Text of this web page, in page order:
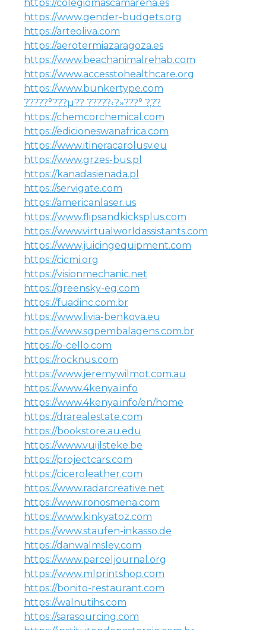
https://colegiomascamarena.es
https://www.gender-budgets.org
https://arteoliva.com
https://aerotermiazaragoza.es
https://www.beachanimalrehab.com
https://www.accesstohealthcare.org
https://www.bunkertype.com
?????°???µ?? ?????‹?»???° ?‚??
https://chemcorchemical.com
https://edicioneswanafrica.com
https://www.itineracarolusv.eu
https://www.grzes-bus.pl
https://kanadasienada.pl
https://servigate.com
https://americanlaser.us
https://www.flipsandkicksplus.com
https://www.virtualworldassistants.com
https://www.juicingequipment.com
https://cicmi.org
https://visionmechanic.net
https://greensky-eg.com
https://fuadinc.com.br
https://www.livia-benkova.eu
https://www.sgpembalagens.com.br
https://o-cello.com
https://rocknus.com
https://www.jeremywilmot.com.au
https://www.4kenya.info
https://www.4kenya.info/en/home
https://drarealestate.com
https://bookstore.au.edu
https://www.vuijlsteke.be
https://projectcars.com
https://ciceroleather.com
https://www.radarcreative.net
https://www.ronosmena.com
https://www.kinkyatoz.com
https://www.staufen-inkasso.de
https://danwalmsley.com
https://www.parceljournal.org
https://www.mlprintshop.com
https://bonito-restaurant.com
https://walnutihs.com
https://sarasourcing.com